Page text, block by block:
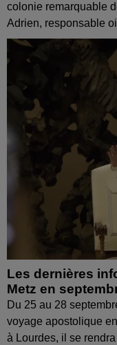
colonie remarquable
Adrien, responsable
Les dernières
Metz en
Du 25 au 28
voyage apostolique
à Lourdes, il se